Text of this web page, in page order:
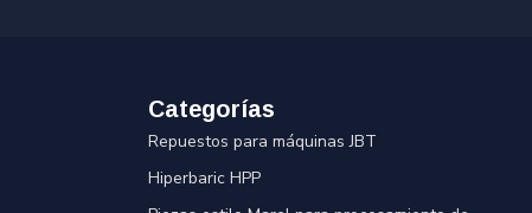
Categorías
Repuestos para máquinas JBT
Hiperbaric HPP